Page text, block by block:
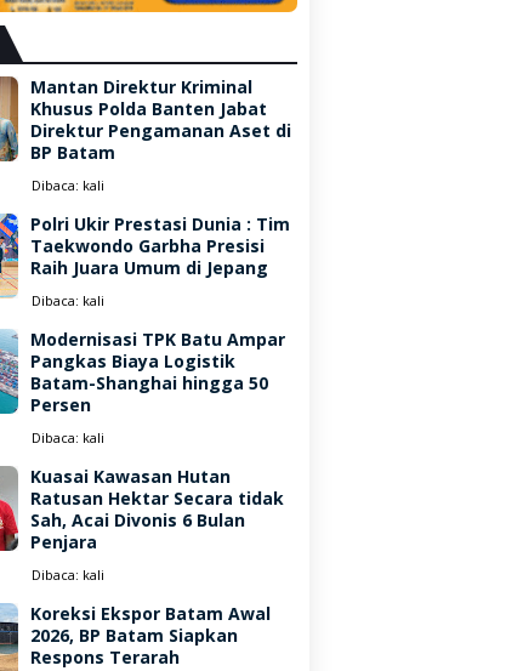
Mantan Direktur Kriminal
Khusus Polda Banten Jabat
Direktur Pengamanan Aset di
BP Batam
Dibaca: kali
Polri Ukir Prestasi Dunia : Tim
Taekwondo Garbha Presisi
Raih Juara Umum di Jepang
Dibaca: kali
Modernisasi TPK Batu Ampar
Pangkas Biaya Logistik
Batam-Shanghai hingga 50
Persen
Dibaca: kali
Kuasai Kawasan Hutan
Ratusan Hektar Secara tidak
Sah, Acai Divonis 6 Bulan
Penjara
Dibaca: kali
Koreksi Ekspor Batam Awal
2026, BP Batam Siapkan
Respons Terarah